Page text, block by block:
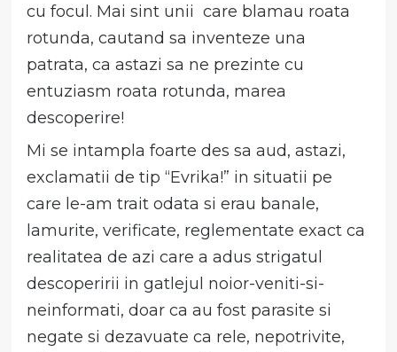
cu focul. Mai sint unii care blamau roata
rotunda, cautand sa inventeze una
patrata, ca astazi sa ne prezinte cu
entuziasm roata rotunda, marea
descoperire!
Mi se intampla foarte des sa aud, astazi,
exclamatii de tip “Evrika!” in situatii pe
care le-am trait odata si erau banale,
lamurite, verificate, reglementate exact ca
realitatea de azi care a adus strigatul
descoperirii in gatlejul noior-veniti-si-
neinformati, doar ca au fost parasite si
negate si dezavuate ca rele, nepotrivite,